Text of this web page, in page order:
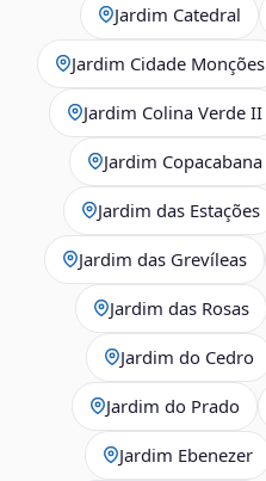
Jardim Catedral
Jardim Cidade Monções
Jardim Colina Verde II
Jardim Copacabana
Jardim das Estações
Jardim das Grevíleas
Jardim das Rosas
Jardim do Cedro
Jardim do Prado
Jardim Ebenezer